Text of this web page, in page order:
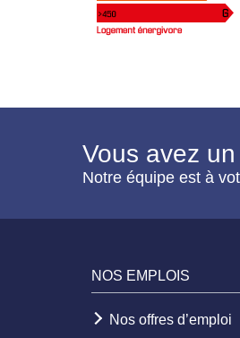
Vous avez
Notre équipe est à
NOS EMPLOIS
Nos offres d’emploi